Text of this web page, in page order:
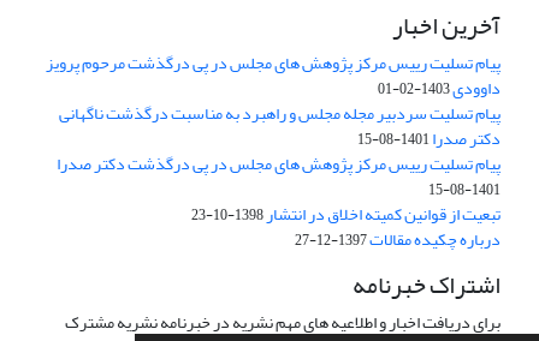
آخرین اخبار
پیام تسلیت رییس مرکز پژوهش های مجلس در پی درگذشت مرحوم پرویز
داوودی1403-02-01
پیام تسلیت سردبیر مجله مجلس و راهبرد به مناسبت درگذشت ناگهانی
دکتر صدرا1401-08-15
پیام تسلیت رییس مرکز پژوهش های مجلس در پی درگذشت دکتر صدرا
1401-08-15
تبعیت از قوانین کمیته اخلاق در انتشار1398-10-23
درباره چکیده مقالات1397-12-27
اشتراک خبرنامه
برای دریافت اخبار و اطلاعیه های مهم نشریه در خبرنامه نشریه مشترک